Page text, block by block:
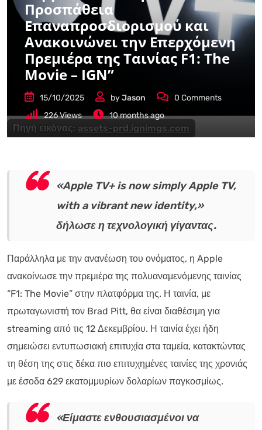
Πηγή εικόνας: assets-prd.ignimgs.com
Προσπάθεια
Επαναπροσδιορισμού και
Ανακοινώνει την Επερχόμενη
Πρεμιέρα της Ταινίας F1: The
Movie – IGN”
15/10/2025 byJason 0 Comments
226Views 10 months ago
«Apple TV+ is now simply Apple TV,
with a vibrant new identity,»
δήλωσε η τεχνολογική γίγαντας.
Παράλληλα με την ανανέωση του ονόματος, η Apple
ανακοίνωσε την πρεμιέρα της πολυαναμενόμενης ταινίας
“F1: The Movie” στην πλατφόρμα της. Η ταινία, με
πρωταγωνιστή τον Brad Pitt, θα είναι διαθέσιμη για
streaming από τις 12 Δεκεμβρίου. Η ταινία έχει ήδη
σημειώσει εντυπωσιακή επιτυχία στα ταμεία, κατακτώντας
τη θέση της στις δέκα πιο επιτυχημένες ταινίες της χρονιάς
με έσοδα 629 εκατομμυρίων δολαρίων παγκοσμίως.
«Είμαστε ενθουσιασμένοι να